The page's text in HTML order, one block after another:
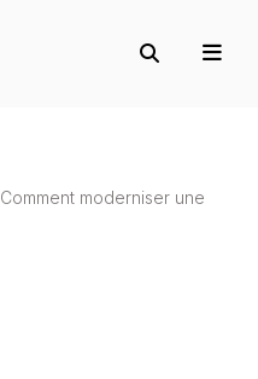
Comment moderniser une